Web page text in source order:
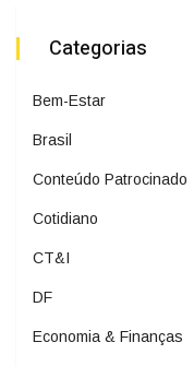
Categorias
Bem-Estar
Brasil
Conteúdo Patrocinado
Cotidiano
CT&I
DF
Economia & Finanças